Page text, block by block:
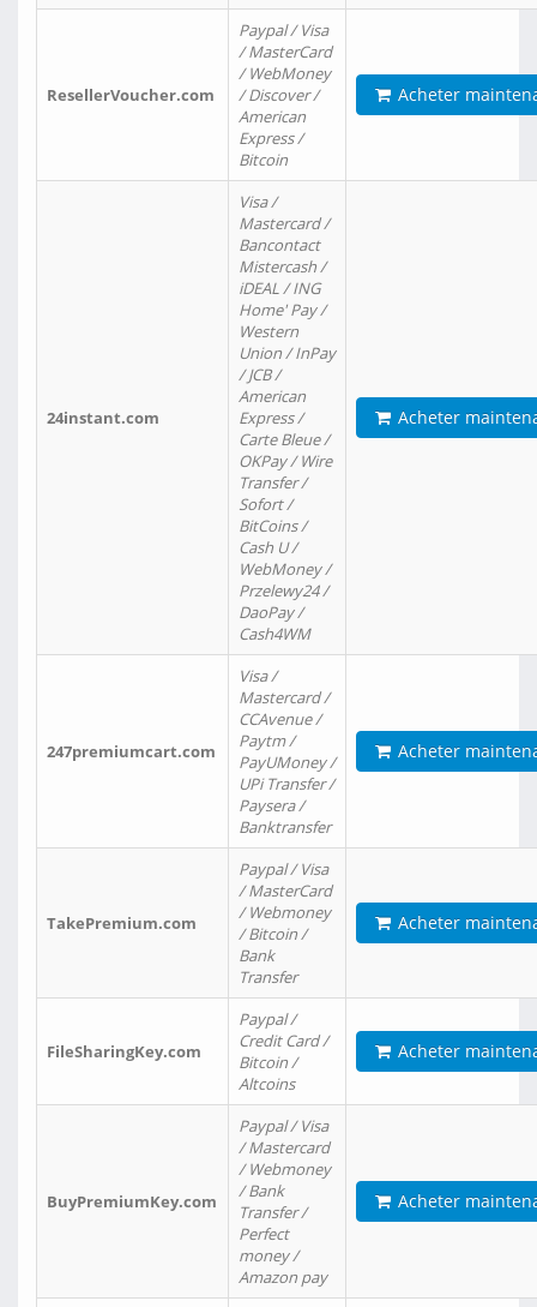
ResellerVoucher.com
Paypal / Visa
/ MasterCard
/ WebMoney
/ Discover /
American
Express /
Bitcoin
Acheter
24instant.com
Visa /
Mastercard /
Bancontact
Mistercash /
iDEAL / ING
Home' Pay /
Western
Union / InPay
/ JCB /
American
Express /
Carte Bleue /
OKPay / Wire
Transfer /
Sofort /
BitCoins /
Cash U /
WebMoney /
Przelewy24 /
DaoPay /
Cash4WM
Acheter
247premiumcart.com
Visa /
Mastercard /
CCAvenue /
Paytm /
PayUMoney /
UPi Transfer /
Paysera /
Banktransfer
Acheter
TakePremium.com
Paypal / Visa
/ MasterCard
/ Webmoney
/ Bitcoin /
Bank
Transfer
Acheter
FileSharingKey.com
Paypal /
Credit Card /
Bitcoin /
Altcoins
Acheter
BuyPremiumKey.com
Paypal / Visa
/ Mastercard
/ Webmoney
/ Bank
Transfer /
Perfect
money /
Amazon pay
Acheter